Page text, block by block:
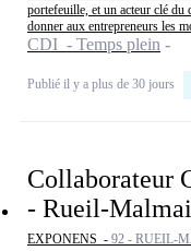
portefeuille, et un acteur clé du
donner aux entrepreneurs les
CDI - Temps plein
Publié il y a plus de 30 jours
Collaborateur
- Rueil-
EXPONENS - 92 - RUEIL-